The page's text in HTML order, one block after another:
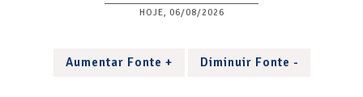
HOJE, 06/08/2026
Aumentar Fonte + Diminuir Fonte -